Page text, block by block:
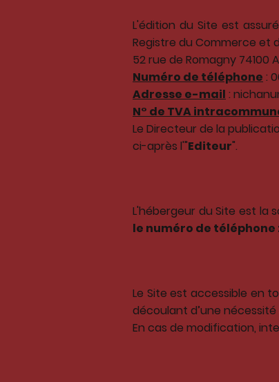
L'édition du Site est
Registre du Commerce et
52 rue de Romagny 74100
Numéro de téléphone :
Adresse e-mail :
N° de TVA
Le Directeur de la
ci-après l'"Editeur".
L'hébergeur du Site est la
le numéro de téléphone
Le Site est accessible en
découlant d’une
En cas de modification,